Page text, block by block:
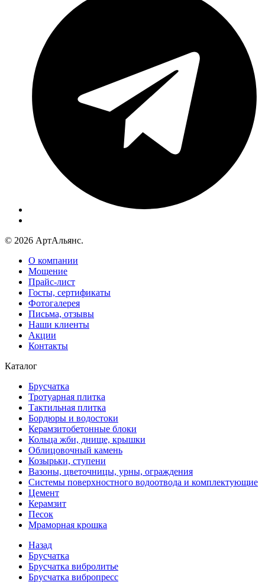
© 2026 АртАльянс.
О компании
Мощение
Прайс-лист
Госты, сертификаты
Фотогалерея
Письма, отзывы
Наши клиенты
Акции
Контакты
Каталог
Брусчатка
Тротуарная плитка
Тактильная плитка
Бордюры и водостоки
Керамзитобетонные блоки
Кольца жби, днище, крышки
Облицовочный камень
Козырьки, ступени
Вазоны, цветочницы, урны, ограждения
Системы поверхностного водоотвода и комплектующие
Цемент
Керамзит
Песок
Мраморная крошка
Назад
Брусчатка
Брусчатка вибролитье
Брусчатка вибропресс